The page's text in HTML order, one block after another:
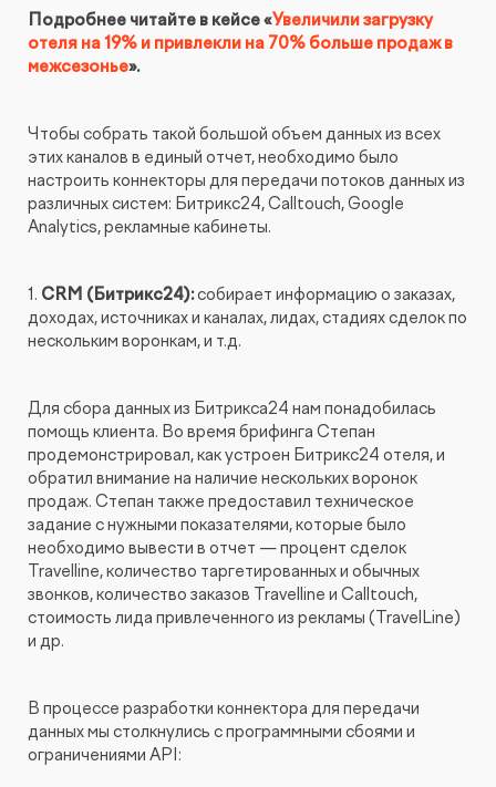
Подробнее читайте в кейсе «‎Увеличили загрузку
отеля на 19% и привлекли на 70% больше продаж в
межсезонье».
Чтобы собрать такой большой объем данных из всех
этих каналов в единый отчет, необходимо было
настроить коннекторы для передачи потоков данных из
различных систем: Битрикс24, Calltouch, Google
Analytics, рекламные кабинеты.
1. CRM (Битрикс24):собирает информацию о заказах,
доходах, источниках и каналах, лидах, стадиях сделок по
нескольким воронкам, и т.д.
Для сбора данных из Битрикса24 нам понадобилась
помощь клиента. Во время брифинга Степан
продемонстрировал, как устроен Битрикс24 отеля, и
обратил внимание на наличие нескольких воронок
продаж. Степан также предоставил техническое
задание с нужными показателями, которые было
необходимо вывести в отчет — процент сделок
Travelline, количество таргетированных и обычных
звонков, количество заказов Travelline и Calltouch,
стоимость лида привлеченного из рекламы (TravelLine)
и др.
В процессе разработки коннектора для передачи
данных мы столкнулись с программными сбоями и
ограничениями API: